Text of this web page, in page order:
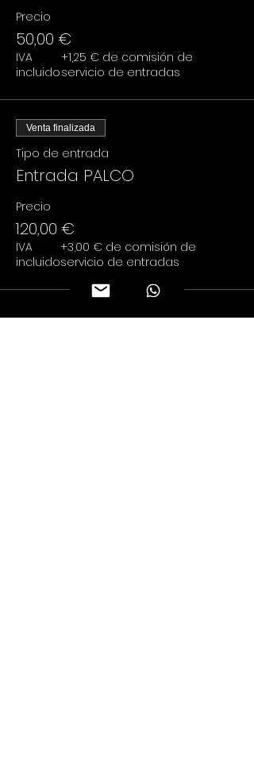
Precio
50,00 €
IVA
incluido
+1,25 € de comisión de
servicio de entradas
Venta finalizada
Tipo de entrada
Entrada PALCO
Precio
120,00 €
IVA
incluido
+3,00 € de comisión de
servicio de entradas